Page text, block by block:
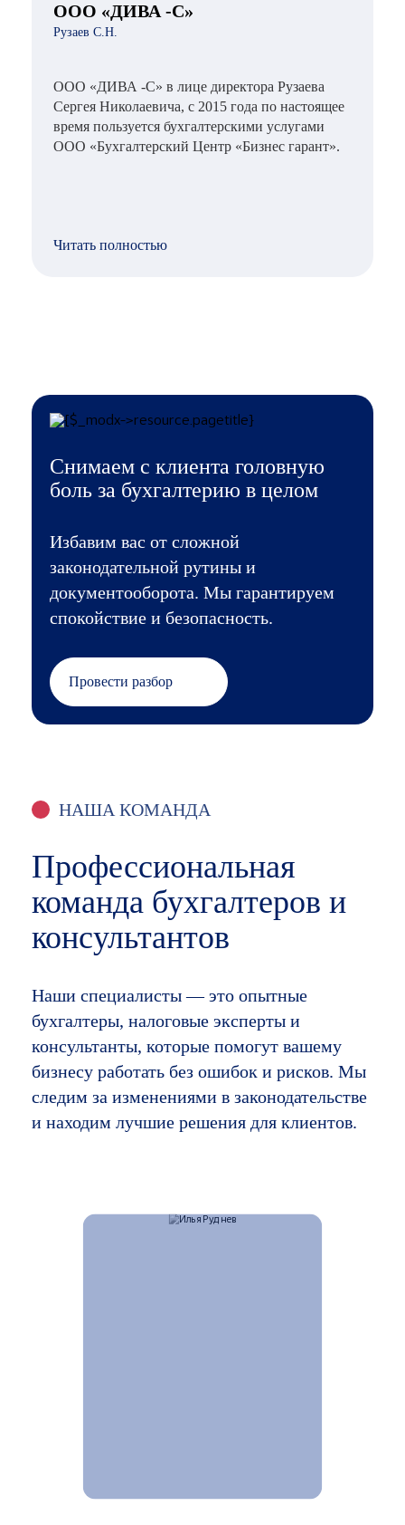
ООО «ДИВА -С»
Рузаев С.Н.
ООО «ДИВА -С» в лице директора Рузаева
Сергея Николаевича, с 2015 года по настоящее
время пользуется бухгалтерскими услугами
ООО «Бухгалтерский Центр «Бизнес гарант».
Читать полностью
Снимаем с клиента головную
боль за бухгалтерию в целом
Избавим вас от сложной
законодательной рутины и
документооборота. Мы гарантируем
спокойствие и безопасность.
НАША КОМАНДА
Профессиональная
команда бухгалтеров и
консультантов
Наши специалисты — это опытные
бухгалтеры, налоговые эксперты и
консультанты, которые помогут вашему
бизнесу работать без ошибок и рисков. Мы
следим за изменениями в законодательстве
и находим лучшие решения для клиентов.